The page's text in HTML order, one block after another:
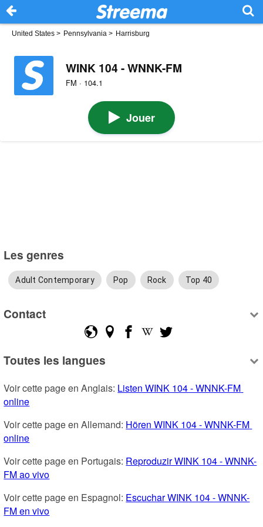
United States > Pennsylvania > Harrisburg
WINK 104 - WNNK-FM
FM · 104.1
Jouer
Les genres
Adult Contemporary Pop Rock Top 40
Contact
Toutes les langues
Voir cette page en Anglais: Listen WINK 104 - WNNK-FM
online
Voir cette page en Allemand: Hören WINK 104 - WNNK-FM
online
Voir cette page en Portugais: Reproduzir WINK 104 - WNNK-
FM ao vivo
Voir cette page en Espagnol: Escuchar WINK 104 - WNNK-
FM en vivo